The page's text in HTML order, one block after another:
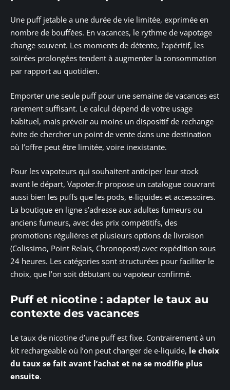
Une puff jetable a une durée de vie limitée, exprimée en
nombre de bouffées. En vacances, le rythme de vapotage
change souvent. Les moments de détente, l’apéritif, les
soirées prolongées tendent à augmenter la consommation
par rapport au quotidien.
Emporter une seule puff pour une semaine de vacances est
rarement suffisant. Le calcul dépend de votre usage
habituel, mais prévoir au moins un dispositif de rechange
évite de chercher un point de vente dans une destination
où l’offre peut être limitée, voire inexistante.
Pour les vapoteurs qui souhaitent anticiper leur stock
avant le départ, Vapoter.fr propose un catalogue couvrant
aussi bien les puffs que les pods, e-liquides et accessoires.
La boutique en ligne s’adresse aux adultes fumeurs ou
anciens fumeurs, avec des prix compétitifs, des
promotions régulières et plusieurs options de livraison
(Colissimo, Point Relais, Chronopost) avec expédition sous
24 heures. Les catégories sont structurées pour faciliter le
choix, que l’on soit débutant ou vapoteur confirmé.
Puff et nicotine : adapter le taux au
contexte des vacances
Le taux de nicotine d’une puff est fixe. Contrairement à un
kit rechargeable où l’on peut changer de e-liquide, le choix
du taux se fait avant l’achat et ne se modifie plus
ensuite.